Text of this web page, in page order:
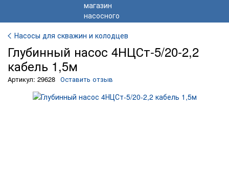
Насосы для скважин и колодцев
Глубинный насос 4НЦСт-5/20-2,2
кабель 1,5м
Артикул: 29628 Оставить отзыв